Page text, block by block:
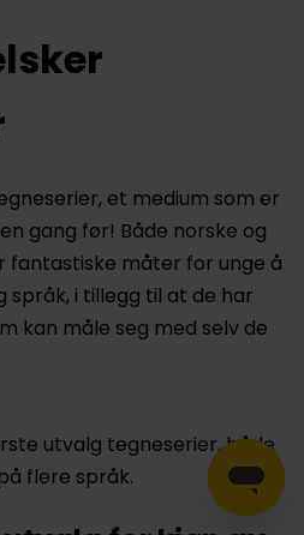
et medium som er
gang før! Både norske og
fantastiske måter for unge å
språk, i tillegg til at de har
kan måle seg med selv de
utvalg tegneserier, både
flere språk.